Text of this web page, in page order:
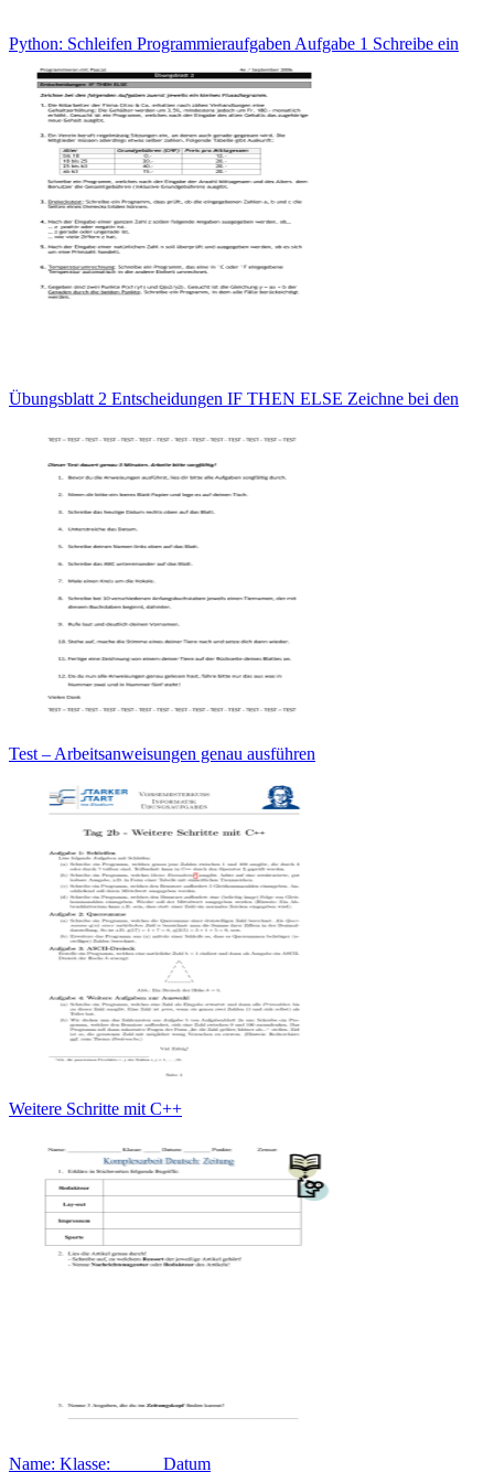
Python: Schleifen Programmieraufgaben Aufgabe 1 Schreibe ein
Übungsblatt 2 Entscheidungen IF THEN ELSE Zeichne bei den
Test – Arbeitsanweisungen genau ausführen
Weitere Schritte mit C++
Name: Klasse: _____ Datum